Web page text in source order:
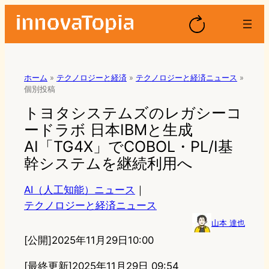
ホーム » テクノロジーと経済 » テクノロジーと経済ニュース »
個別投稿
トヨタシステムズのレガシーコ
ードラボ 日本IBMと生成
AI「TG4X」でCOBOL・PL/I基
幹システムを継続利用へ
AI（人工知能）ニュース ｜
テクノロジーと経済ニュース
山本 達也
[公開]2025年11月29日10:00
[最終更新]2025年11月29日 09:54